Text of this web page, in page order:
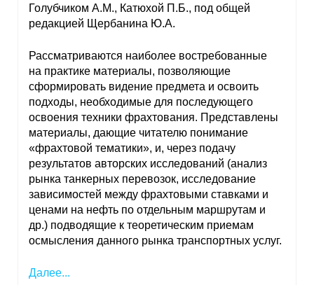
Голубчиком А.М., Катюхой П.Б., под общей
редакцией Щербанина Ю.А.
Рассматриваются наиболее востребованные
на практике материалы, позволяющие
сформировать видение предмета и освоить
подходы, необходимые для последующего
освоения техники фрахтования. Представлены
материалы, дающие читателю понимание
«фрахтовой тематики», и, через подачу
результатов авторских исследований (анализ
рынка танкерных перевозок, исследование
зависимостей между фрахтовыми ставками и
ценами на нефть по отдельным маршрутам и
др.) подводящие к теоретическим приемам
осмысления данного рынка транспортных услуг.
Далее...